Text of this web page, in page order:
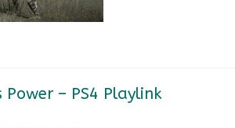
Power – PS4 Playlink